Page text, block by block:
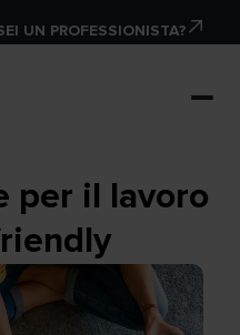
UN PROFESSIONISTA?
per il lavoro